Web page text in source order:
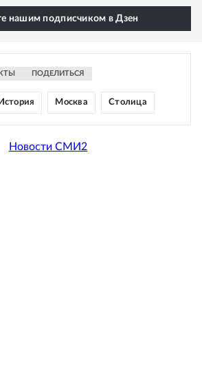
нашим подписчиком в Дзен
ПОДЕЛИТЬСЯ
История Москва Столица
Новости СМИ2